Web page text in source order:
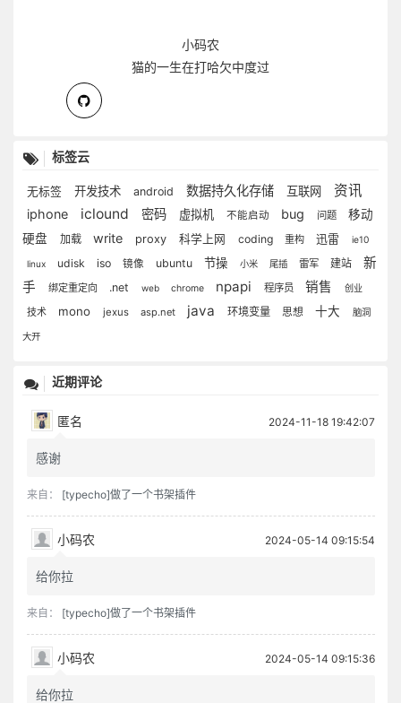
小码农
猫的一生在打哈欠中度过
标签云
无标签 开发技术 android 数据持久化存储 互联网 资讯
iphone iclound 密码 虚拟机 不能启动 bug 问题
移动
硬盘
加载 write proxy 科学上网 coding 重构 迅雷 ie10
linux udisk iso 镜像 ubuntu 节操 小米 尾插 雷军 建站
新
手
绑定重定向 .net web chrome npapi 程序员 销售 创业
技术 mono jexus asp.net java 环境变量 思想 十大 脑洞
大开
近期评论
匿名 2024-11-18 19:42:07
感谢
来自： [typecho]做了一个书架插件
小码农 2024-05-14 09:15:54
给你拉
来自： [typecho]做了一个书架插件
小码农 2024-05-14 09:15:36
给你拉